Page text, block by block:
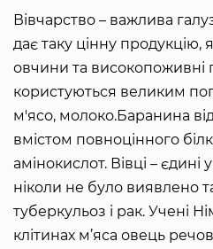
Вівчарство – важлива
дає таку цінну продукцію,
овчини та високопоживні
користуються великим
м'ясо, молоко.Баранина
вмістом повноцінного
амінокислот. Вівці – єдині
ніколи не було виявлено
туберкульоз і рак. Учені
клітинах м’яса овець